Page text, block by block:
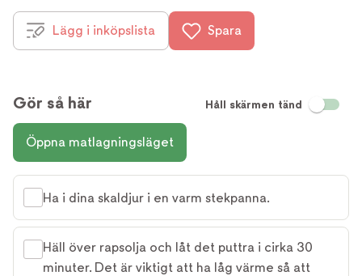
Lägg i inköpslista Spara
Gör så här Håll skärmen tänd
Öppna matlagningsläget
Ha i dina skaldjur i en varm stekpanna.
Häll över rapsolja och låt det puttra i cirka 30
minuter. Det är viktigt att ha låg värme så att